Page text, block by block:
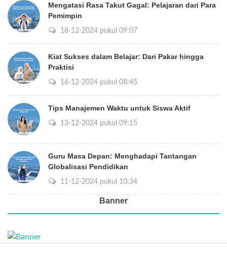
Mengatasi Rasa Takut Gagal: Pelajaran dari Para
Pemimpin
18-12-2024 pukul 09:07
Kiat Sukses dalam Belajar: Dari Pakar hingga
Praktisi
16-12-2024 pukul 08:45
Tips Manajemen Waktu untuk Siswa Aktif
13-12-2024 pukul 09:15
Guru Masa Depan: Menghadapi Tantangan
Globalisasi Pendidikan
11-12-2024 pukul 10:34
Banner